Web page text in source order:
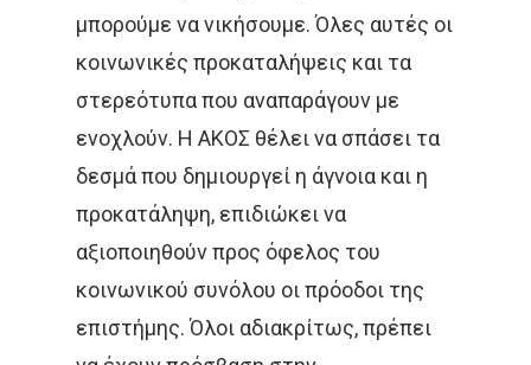
μπορούμε να νικήσουμε. Όλες αυτές οι
κοινωνικές προκαταλήψεις και τα
στερεότυπα που αναπαράγουν με
ενοχλούν. Η ΑΚΟΣ θέλει να σπάσει τα
δεσμά που δημιουργεί η άγνοια και η
προκατάληψη, επιδιώκει να
αξιοποιηθούν προς όφελος του
κοινωνικού συνόλου οι πρόοδοι της
επιστήμης. Όλοι αδιακρίτως, πρέπει